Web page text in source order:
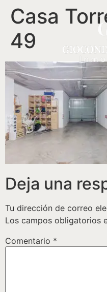
Casa
49
Deja una
Tu dirección de correo
Los campos obligatorios
Comentario *